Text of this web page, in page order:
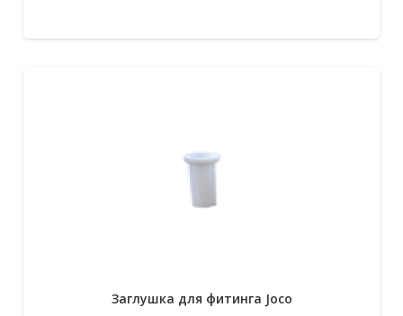
Заглушка для фитинга Joco